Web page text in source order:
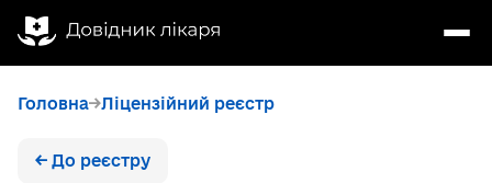
Головна Ліцензійний реєстр
← До реєстру